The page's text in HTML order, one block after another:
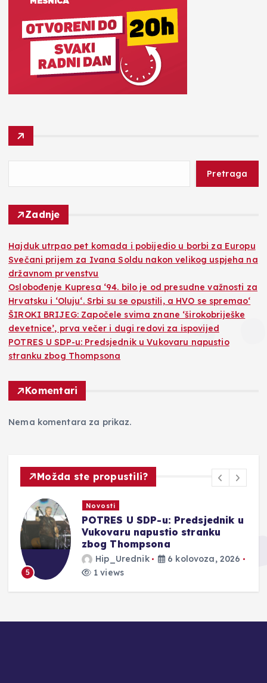
Pretraga
Zadnje
Hajduk utrpao pet komada i pobijedio u borbi za Europu
Svečani prijem za Ivana Soldu nakon velikog uspjeha na
državnom prvenstvu
Oslobođenje Kupresa ‘94. bilo je od presudne važnosti za
Hrvatsku i ‘Oluju‘. Srbi su se opustili, a HVO se spremao‘
ŠIROKI BRIJEG: Započele svima znane ‘širokobriješke
devetnice’, prva večer i dugi redovi za ispovijed
POTRES U SDP-u: Predsjednik u Vukovaru napustio
stranku zbog Thompsona
Komentari
Nema komentara za prikaz.
Možda ste propustili?
5
Novosti
POTRES U SDP-u: Predsjednik u
Vukovaru napustio stranku
zbog Thompsona
Hip_Urednik
6 kolovoza, 2026
1 views